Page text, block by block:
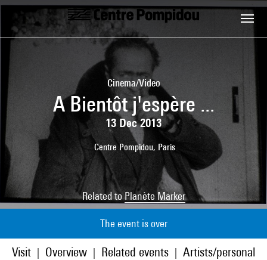
Skip to main content
Centre Pompidou
Cinema/Video
A Bientôt j'espère ...
13 Dec 2013
Centre Pompidou, Paris
Related toPlanète Marker
The event is over
Visit Overview Related events Artists/